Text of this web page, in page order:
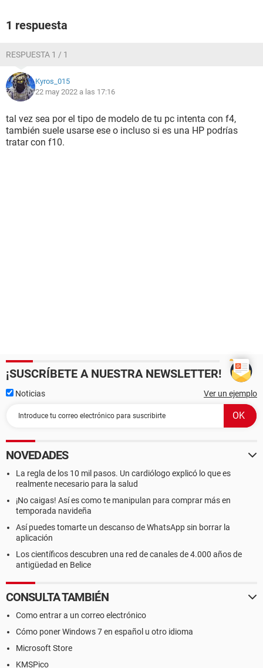
1 respuesta
RESPUESTA 1 / 1
Kyros_015
22 may 2022 a las 17:16
tal vez sea por el tipo de modelo de tu pc intenta con f4,
también suele usarse ese o incluso si es una HP podrías
tratar con f10.
¡SUSCRÍBETE A NUESTRA NEWSLETTER!
Noticias Ver un ejemplo
NOVEDADES
La regla de los 10 mil pasos. Un cardiólogo explicó lo que es
realmente necesario para la salud
¡No caigas! Así es como te manipulan para comprar más en
temporada navideña
Así puedes tomarte un descanso de WhatsApp sin borrar la
aplicación
Los científicos descubren una red de canales de 4.000 años de
antigüedad en Belice
CONSULTA TAMBIÉN
Como entrar a un correo electrónico
Cómo poner Windows 7 en español u otro idioma
Microsoft Store
KMSPico